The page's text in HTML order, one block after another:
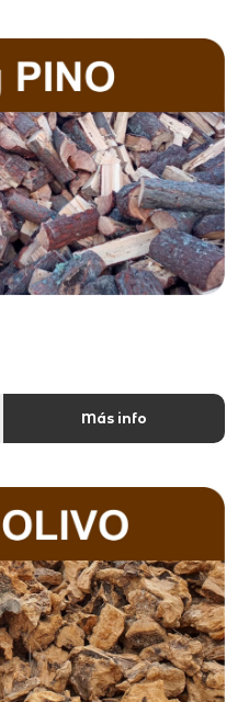
Más info